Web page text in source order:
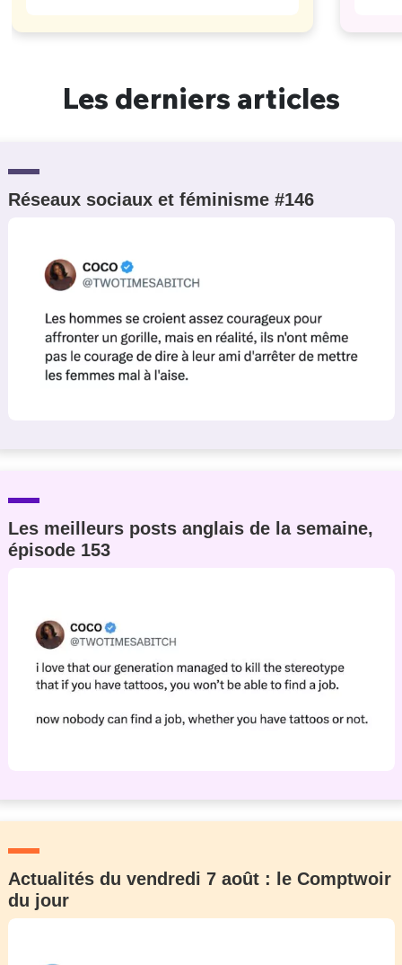
Les derniers articles
Réseaux sociaux et féminisme #146
Les meilleurs posts anglais de la semaine,
épisode 153
Actualités du vendredi 7 août : le Comptwoir
du jour